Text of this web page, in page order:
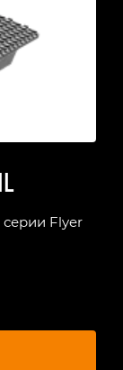
серии Flyer